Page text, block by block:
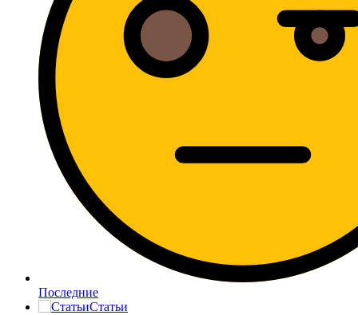
Последние
Статьи